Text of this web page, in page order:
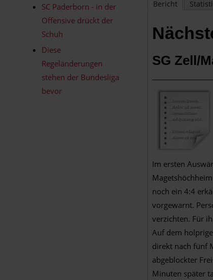
SC Paderborn - in der
Offensive drückt der
Schuh
Diese
Regeländerungen
stehen der Bundesliga
bevor
Bericht
SG Zell/
Im ersten
noch ein 4:4
vorgewarnt.
verzichten. Für
Auf dem
direkt nach fünf
abgeblockter
Minuten später